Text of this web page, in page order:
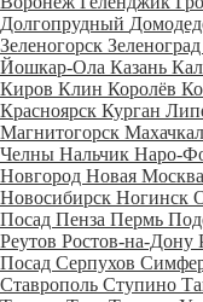
Долгопрудный
Зеленогорск Зеленоград
Йошкар-Ола Казань
Киров Клин Королёв
Красноярск Курган
Магнитогорск
Челны Нальчик Наро-
Новгород Новая Москва
Новосибирск Ногинск
Посад Пенза Пермь
Реутов Ростов-на-Дону
Посад Серпухов
Ставрополь Ступино